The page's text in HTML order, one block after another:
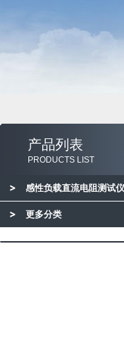
产品列表
PRODUCTS LIST
感性负载直流电阻测试仪
更多分类